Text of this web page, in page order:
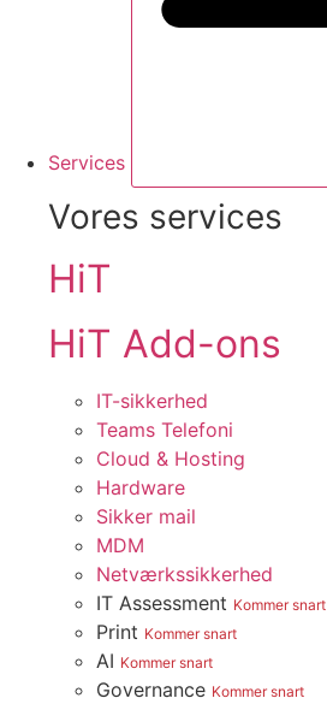
Services
Vores services
HiT
HiT Add-ons
IT-sikkerhed
Teams Telefoni
Cloud & Hosting
Hardware
Sikker mail
MDM
Netværkssikkerhed
IT Assessment Kommer snart
Print Kommer snart
AI Kommer snart
Governance Kommer snart